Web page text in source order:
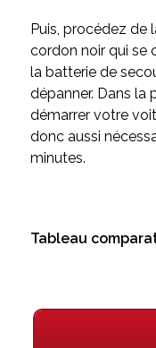
Puis, procédez de
cordon noir qui se
la batterie de
dépanner. Dans la
démarrer votre
donc aussi
minutes.
Tableau